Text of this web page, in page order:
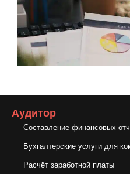
Аудитор
Составление финансовых
Бухгалтерские услуги для
Расчёт заработной платы